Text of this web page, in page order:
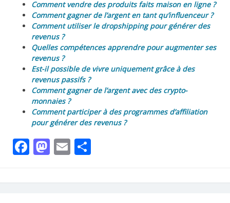
Comment vendre des produits faits maison en ligne ?
Comment gagner de l’argent en tant qu’influenceur ?
Comment utiliser le dropshipping pour générer des
revenus ?
Quelles compétences apprendre pour augmenter ses
revenus ?
Est-il possible de vivre uniquement grâce à des
revenus passifs ?
Comment gagner de l’argent avec des crypto-
monnaies ?
Comment participer à des programmes d’affiliation
pour générer des revenus ?
Facebook
Mastodon
Email